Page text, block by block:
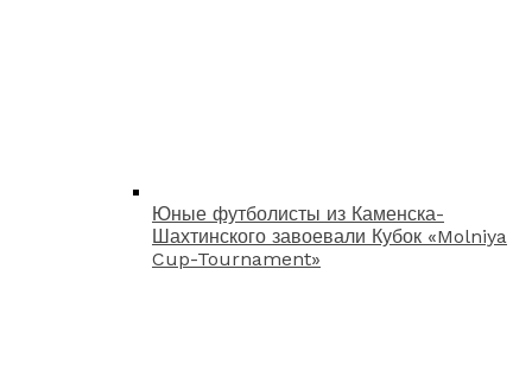
Юные футболисты из Каменска-
Шахтинского завоевали Кубок «Molniya
Cup-Tournament»